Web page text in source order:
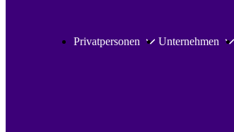
Privatpersonen Unternehmen